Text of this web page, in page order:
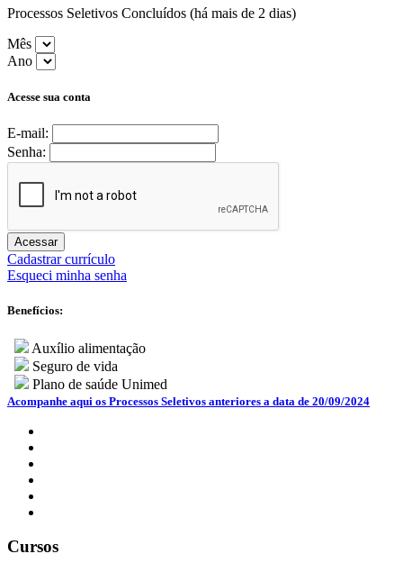
Processos Seletivos Concluídos (há mais de 2 dias)
Mês
Ano
Acesse sua conta
E-mail:
Senha:
Acessar
Cadastrar currículo
Esqueci minha senha
Benefícios:
Auxílio alimentação
Seguro de vida
Plano de saúde Unimed
Acompanhe aqui os Processos Seletivos anteriores a data de 20/09/2024
Cursos